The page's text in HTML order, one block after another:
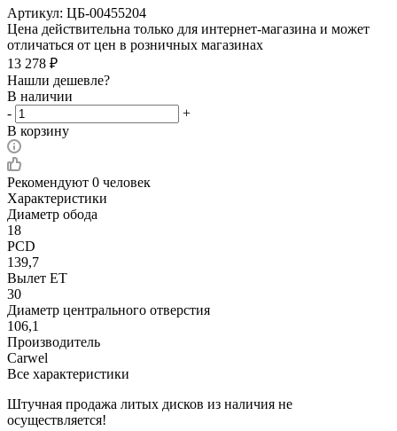
Артикул: ЦБ-00455204
Цена действительна только для интернет-магазина и может
отличаться от цен в розничных магазинах
13 278 ₽
Нашли дешевле?
В наличии
-
+
В корзину
Рекомендуют 0 человек
Характеристики
Диаметр обода
18
PCD
139,7
Вылет ET
30
Диаметр центрального отверстия
106,1
Производитель
Carwel
Все характеристики
Штучная продажа литых дисков из наличия не
осуществляется!